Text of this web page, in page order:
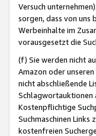
Versuch
sorgen, dass von uns
Werbeinhalte im
vorausgesetzt die
(f) Sie werden nicht
Amazon oder
nicht abschließende
Schlagwortauktionen
Kostenpflichtige
Suchmaschinen
kostenfreien